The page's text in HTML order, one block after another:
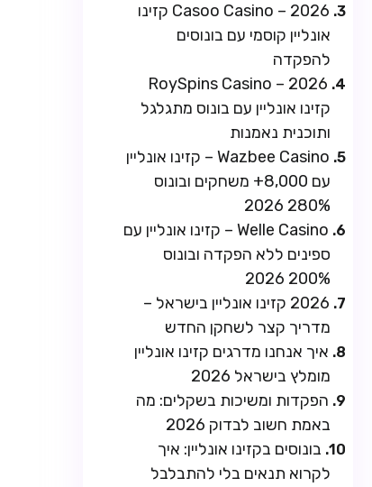
Casoo Casino – 2026 קזינו
אונליין קוסמי עם בונוסים
להפקדה
RoySpins Casino – 2026
קזינו אונליין עם בונוס מתגלגל
ותוכנית נאמנות
Wazbee Casino – קזינו אונליין
עם 8,000+ משחקים ובונוס
280% 2026
Welle Casino – קזינו אונליין עם
ספינים ללא הפקדה ובונוס
200% 2026
2026 קזינו אונליין בישראל –
מדריך קצר לשחקן החדש
איך אנחנו מדרגים קזינו אונליין
מומלץ בישראל 2026
הפקדות ומשיכות בשקלים: מה
באמת חשוב לבדוק 2026
בונוסים בקזינו אונליין: איך
לקרוא תנאים בלי להתבלבל